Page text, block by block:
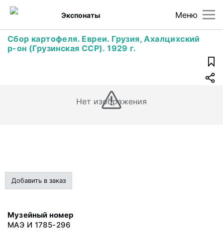
Меню
Экспонаты
Сбор картофеля. Евреи. Грузия, Ахалцихский
р-он (Грузинская ССР). 1929 г.
Нет изображения
Добавить в заказ
Музейный номер
МАЭ И 1785-296